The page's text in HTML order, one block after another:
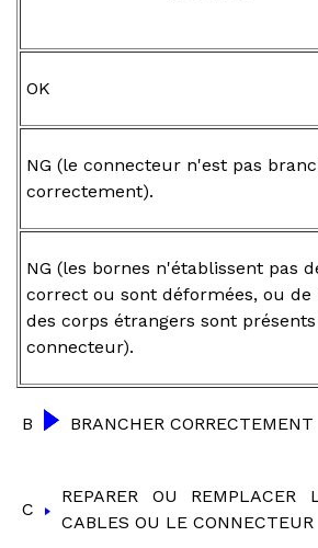
OK
NG (le connecteur n'est pas
correctement).
NG (les bornes n'établissent pas
correct ou sont déformées, ou de
des corps étrangers sont
connecteur).
B BRANCHER CORRECTEMENT
C
REPARER OU REMPLACER
CABLES OU LE CONNECTEUR